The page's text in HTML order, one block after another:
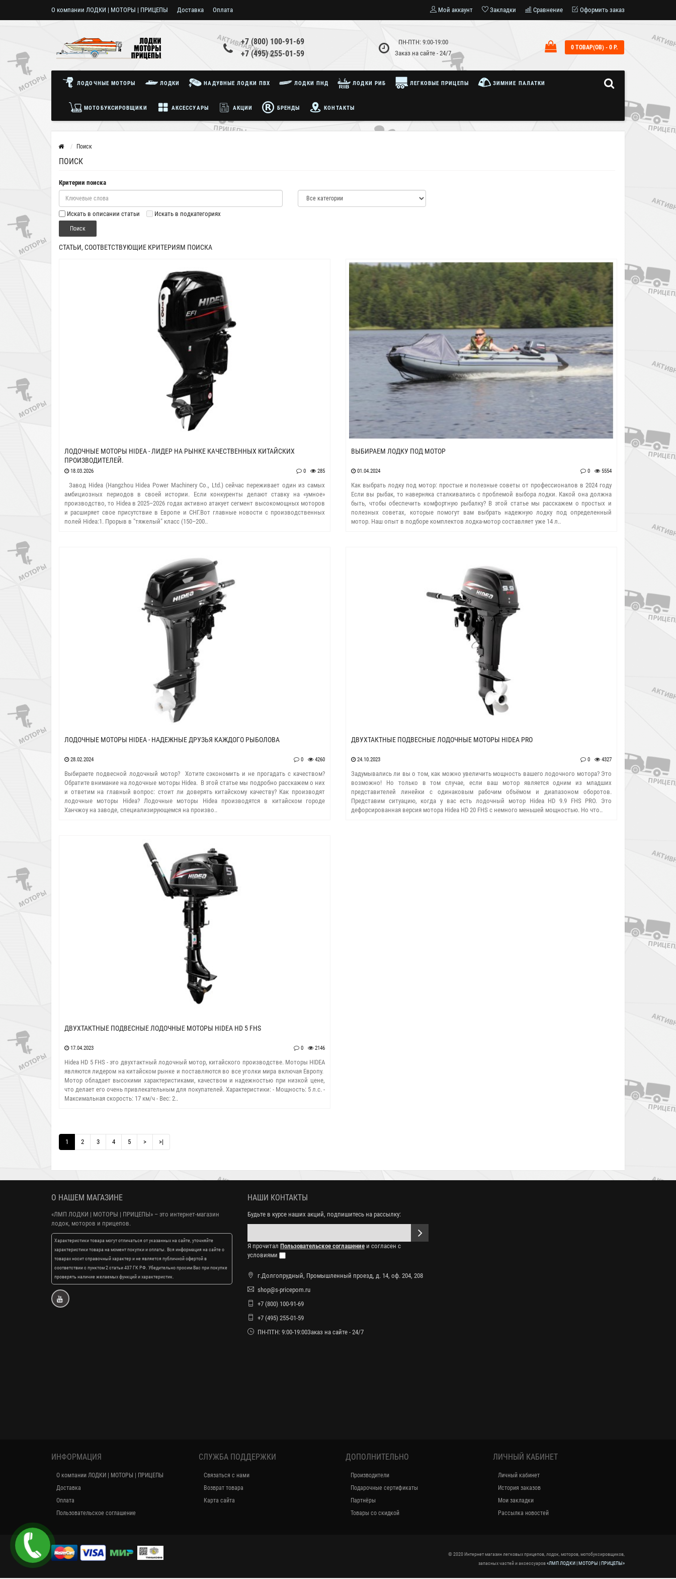
О компании ЛОДКИ | МОТОРЫ | ПРИЦЕПЫ Доставка Оплата Мой аккаунт Закладки Сравнение Оформить заказ
+7 (800) 100-91-69
+7 (495) 255-01-59
ПН-ПТН: 9:00-19:00
Заказ на сайте - 24/7
0 ТОВАР(ОВ) - 0 Р.
ЛОДОЧНЫЕ МОТОРЫ ЛОДКИ НАДУВНЫЕ ЛОДКИ ПВХ ЛОДКИ ПНД ЛОДКИ РИБ ЛЕГКОВЫЕ ПРИЦЕПЫ ЗИМНИЕ ПАЛАТКИ
МОТОБУКСИРОВЩИКИ АКСЕССУАРЫ АКЦИИ БРЕНДЫ КОНТАКТЫ
Поиск
ПОИСК
Критерии поиска
Искать в описании статьи Искать в подкатегориях
СТАТЬИ, СООТВЕТСТВУЮЩИЕ КРИТЕРИЯМ ПОИСКА
ЛОДОЧНЫЕ МОТОРЫ HIDEA - ЛИДЕР НА РЫНКЕ КАЧЕСТВЕННЫХ КИТАЙСКИХ
ПРОИЗВОДИТЕЛЕЙ.
18.03.2026 0 285
Завод Hidea (Hangzhou Hidea Power Machinery Co., Ltd.) сейчас переживает один из самых
амбициозных периодов в своей истории. Если конкуренты делают ставку на «умное»
производство, то Hidea в 2025–2026 годах активно атакует сегмент высокомощных моторов
и расширяет свое присутствие в Европе и СНГ. ​Вот главные новости с производственных
полей Hidea: ​1. Прорыв в "тяжелый" класс (150–200..
ВЫБИРАЕМ ЛОДКУ ПОД МОТОР
01.04.2024 0 5554
Как выбрать лодку под мотор: простые и полезные советы от профессионалов в 2024 году
Если вы рыбак, то наверняка сталкивались с проблемой выбора лодки. Какой она должна
быть, чтобы обеспечить комфортную рыбалку? В этой статье мы расскажем о простых и
полезных советах, которые помогут вам выбрать надежную лодку под определенный
мотор. Наш опыт в подборе комплектов лодка-мотор составляет уже 14 л..
ЛОДОЧНЫЕ МОТОРЫ HIDEA - НАДЕЖНЫЕ ДРУЗЬЯ КАЖДОГО РЫБОЛОВА
28.02.2024 0 4260
Выбираете подвесной лодочный мотор? Хотите сэкономить и не прогадать с качеством?
Обратите внимание на лодочные моторы Hidea. В этой статье мы подробно расскажем о них
и ответим на главный вопрос: стоит ли доверять китайскому качеству? Как производят
лодочные моторы Hidea? Лодочные моторы Hidea производятся в китайском городе
Ханчжоу на заводе, специализирующемся на произво..
ДВУХТАКТНЫЕ ПОДВЕСНЫЕ ЛОДОЧНЫЕ МОТОРЫ HIDEA PRO
24.10.2023 0 4327
Задумывались ли вы о том, как можно увеличить мощность вашего лодочного мотора? Это
возможно! Но только в том случае, если ваш мотор является одним из младших
представителей линейки с одинаковым рабочим объёмом и диапазоном оборотов.
Представим ситуацию, когда у вас есть лодочный мотор Hidea HD 9.9 FHS PRO. Это
дефорсированная версия мотора Hidea HD 20 FHS с немного меньшей мощностью. Но что..
ДВУХТАКТНЫЕ ПОДВЕСНЫЕ ЛОДОЧНЫЕ МОТОРЫ HIDEA HD 5 FHS
17.04.2023 0 2146
Hidea HD 5 FHS - это двухтактный лодочный мотор, китайского производстве. Моторы HIDEA
являются лидером на китайском рынке и поставляются во все уголки мира включая Европу.
Мотор обладает высокими характеристиками, качеством и надежностью при низкой цене,
что делает его очень привлекательным для покупателей. Характеристики: - Мощность: 5 л.с. -
Максимальная скорость: 17 км/ч - Вес: 2..
1 2 3 4 5 > >|
О НАШЕМ МАГАЗИНЕ
«ЛМП ЛОДКИ | МОТОРЫ | ПРИЦЕПЫ» – это интернет-магазин
лодок, моторов и прицепов.
Характеристики товара могут отличаться от указанных на сайте, уточняйте
характеристики товара на момент покупки и оплаты. Вся информация на сайте о
товарах носит справочный характер и не является публичной офертой в
соответствии с пунктом 2 статьи 437 ГК РФ. Убедительно просим Вас при покупке
проверять наличие желаемых функций и характеристик.
НАШИ КОНТАКТЫ
Будьте в курсе наших акций, подпишитесь на рассылку:
Я прочитал Пользовательское соглашение и согласен с
условиями
г.Долгопрудный, Промышленный проезд, д. 14, оф. 204, 208
shop@s-pricepom.ru
+7 (800) 100-91-69
+7 (495) 255-01-59
ПН-ПТН: 9:00-19:00Заказ на сайте - 24/7
ИНФОРМАЦИЯ
О компании ЛОДКИ | МОТОРЫ | ПРИЦЕПЫ
Доставка
Оплата
Пользовательское соглашение
СЛУЖБА ПОДДЕРЖКИ
Связаться с нами
Возврат товара
Карта сайта
ДОПОЛНИТЕЛЬНО
Производители
Подарочные сертификаты
Партнёры
Товары со скидкой
ЛИЧНЫЙ КАБИНЕТ
Личный кабинет
История заказов
Мои закладки
Рассылка новостей
© 2020 Интернет магазин легковых прицепов, лодок, моторов, мотобуксировщиков,
запасных частей и аксессуаров«ЛМП ЛОДКИ | МОТОРЫ | ПРИЦЕПЫ»